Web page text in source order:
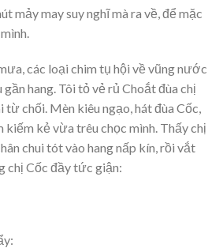
mảy may suy nghĩ mà ra về, để mặc
các loại chim tụ hội về vũng nước
hang. Tôi tỏ vẻ rủ Choắt đùa chị
từ chối. Mèn kiêu ngạo, hát đùa Cốc,
kiếm kẻ vừa trêu chọc mình. Thấy chị
chui tót vào hang nấp kín, rồi vắt
chị Cốc đầy tức giận: